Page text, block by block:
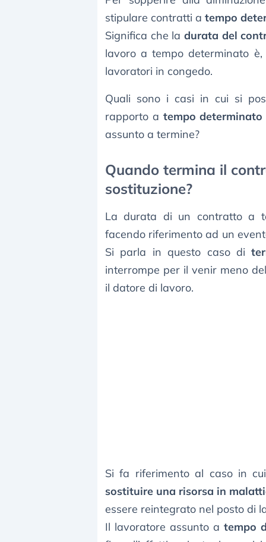
stipulare contratti a tempo
Significa che la durata del
lavoro a tempo determinato
lavoratori in congedo.
Quali sono i casi in cui si
rapporto a tempo determinato
assunto a termine?
Quando termina il
sostituzione?
La durata di un contratto a
facendo riferimento ad un
Si parla in questo caso di
interrompe per il venir meno
il datore di lavoro.
Si fa riferimento al caso in
sostituire una risorsa in
essere reintegrato nel posto di
Il lavoratore assunto atempo